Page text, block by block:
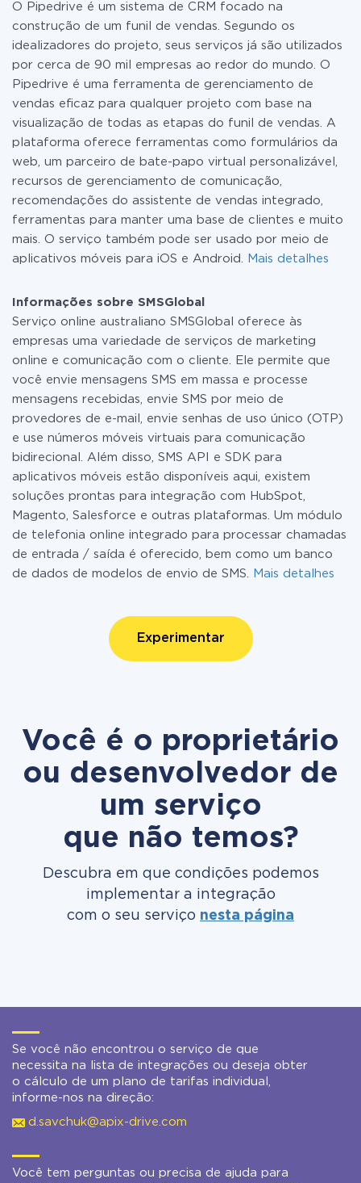
detalhes sobretarifas.
O Pipedrive é um sistema de CRM focado na
construção de um funil de vendas. Segundo os
idealizadores do projeto, seus serviços já são utilizados
por cerca de 90 mil empresas ao redor do mundo. O
Pipedrive é uma ferramenta de gerenciamento de
vendas eficaz para qualquer projeto com base na
visualização de todas as etapas do funil de vendas. A
plataforma oferece ferramentas como formulários da
web, um parceiro de bate-papo virtual personalizável,
recursos de gerenciamento de comunicação,
recomendações do assistente de vendas integrado,
ferramentas para manter uma base de clientes e muito
mais. O serviço também pode ser usado por meio de
aplicativos móveis para iOS e Android.
Mais detalhes
Informações sobre SMSGlobal
Serviço online australiano SMSGlobal oferece às
empresas uma variedade de serviços de marketing
online e comunicação com o cliente. Ele permite que
você envie mensagens SMS em massa e processe
mensagens recebidas, envie SMS por meio de
provedores de e-mail, envie senhas de uso único (OTP)
e use números móveis virtuais para comunicação
bidirecional. Além disso, SMS API e SDK para
aplicativos móveis estão disponíveis aqui, existem
soluções prontas para integração com HubSpot,
Magento, Salesforce e outras plataformas. Um módulo
de telefonia online integrado para processar chamadas
de entrada / saída é oferecido, bem como um banco
de dados de modelos de envio de SMS.
Mais detalhes
Experimentar
Você é o proprietário
ou desenvolvedor de
um serviço
que não temos?
Descubra em que condições podemos
implementar a integração
com o seu serviço nesta página
Se você não encontrou o serviço de que
necessita na lista de integrações ou deseja obter
o cálculo de um plano de tarifas individual,
informe-nos na direção:
d.savchuk@apix-drive.com
Você tem perguntas ou precisa de ajuda para